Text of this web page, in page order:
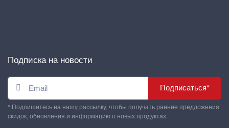
Подписка на новости
Подписаться*
* Подпишитесь на нашу рассылку, чтобы получать ранние предложения
скидок, обновления и информацию о новых продуктах.